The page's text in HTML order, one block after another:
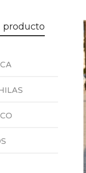
producto